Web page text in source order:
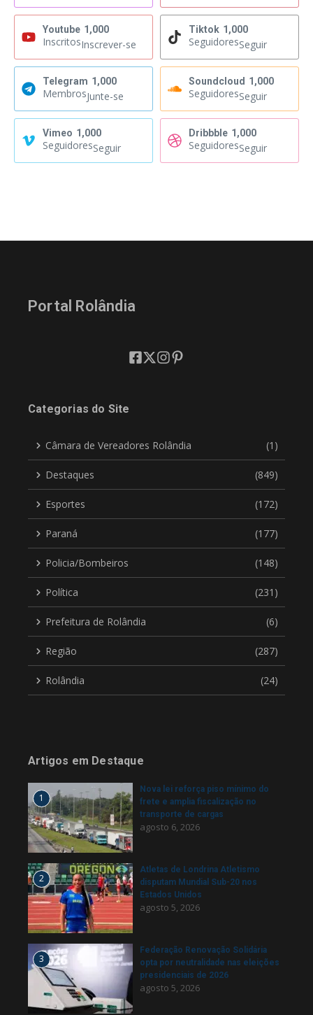
Youtube 1,000
InscritosInscrever-se
Tiktok 1,000
SeguidoresSeguir
Telegram 1,000
MembrosJunte-se
Soundcloud 1,000
SeguidoresSeguir
Vimeo 1,000
SeguidoresSeguir
Dribbble 1,000
SeguidoresSeguir
Portal Rolândia
Categorias do Site
Câmara de Vereadores Rolândia (1)
Destaques (849)
Esportes (172)
Paraná (177)
Policia/Bombeiros (148)
Política (231)
Prefeitura de Rolândia (6)
Região (287)
Rolândia (24)
Artigos em Destaque
1
Nova lei reforça piso mínimo do
frete e amplia fiscalização no
transporte de cargas
agosto 6, 2026
2
Atletas de Londrina Atletismo
disputam Mundial Sub-20 nos
Estados Unidos
agosto 5, 2026
3
Federação Renovação Solidária
opta por neutralidade nas eleições
presidenciais de 2026
agosto 5, 2026